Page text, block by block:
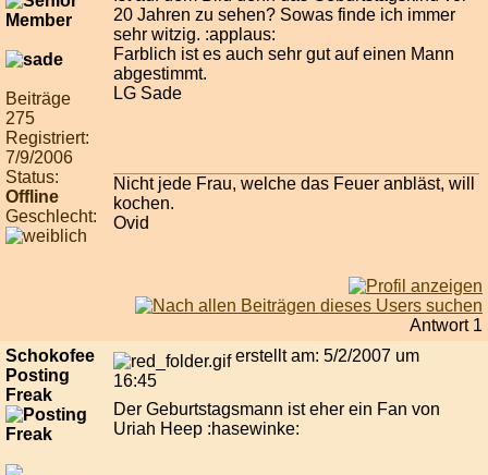
Beiträge
275
Registriert:
7/9/2006
Status:
Offline
Geschlecht:
20 Jahren zu sehen? Sowas finde ich immer
sehr witzig. :applaus:
Farblich ist es auch sehr gut auf einen Mann
abgestimmt.
LG Sade
Nicht jede Frau, welche das Feuer anbläst, will
kochen.
Ovid
Antwort 1
Schokofee
Posting
Freak
erstellt am: 5/2/2007 um
16:45
Der Geburtstagsmann ist eher ein Fan von
Uriah Heep :hasewinke: